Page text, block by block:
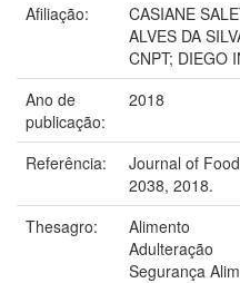
Afiliação:
CASIANE
ALVES DA
CNPT; DIEGO
Ano de
publicação:
2018
Referência:
Journal of
2038, 2018.
Thesagro:
Alimento
Adulteração
Segurança